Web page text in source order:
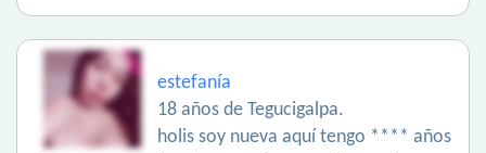
estefanía
18 años de Tegucigalpa.
holis soy nueva aquí tengo **** años